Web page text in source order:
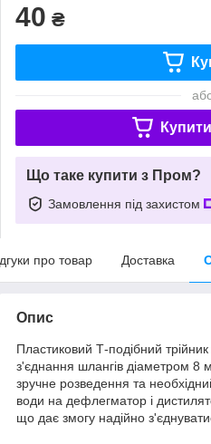
40 ₴
Що таке купити з Пром?
Замовлення під захистом
про товар Доставка
Опис
Пластиковий Т-подібний
з'єднання шлангів діаметром 8
зручне розведення та
води на дефлегматор і
що дає змогу надійно